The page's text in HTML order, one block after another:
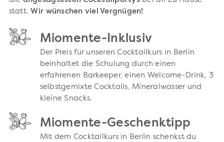
statt. Wir wünschen viel Vergnügen!
Miomente-Inklusiv
Der Preis für unseren Cocktailkurs in Berlin
beinhaltet die Schulung durch einen
erfahrenen Barkeeper, einen Welcome-Drink, 3
selbstgemixte Cocktails, Mineralwasser und
kleine Snacks.
Miomente-Geschenktipp
Mit dem Cocktailkurs in Berlin schenkst du